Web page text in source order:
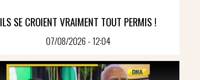
ILS SE CROIENT VRAIMENT TOUT PERMIS !
07/08/2026 - 12:04